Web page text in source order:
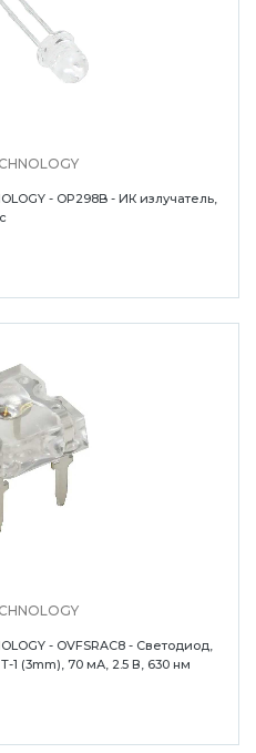
- OP298B - ИК излучатель,
- OVFSRAC8 - Светодиод,
1 (3mm), 70 мА, 2.5 В, 630 нм